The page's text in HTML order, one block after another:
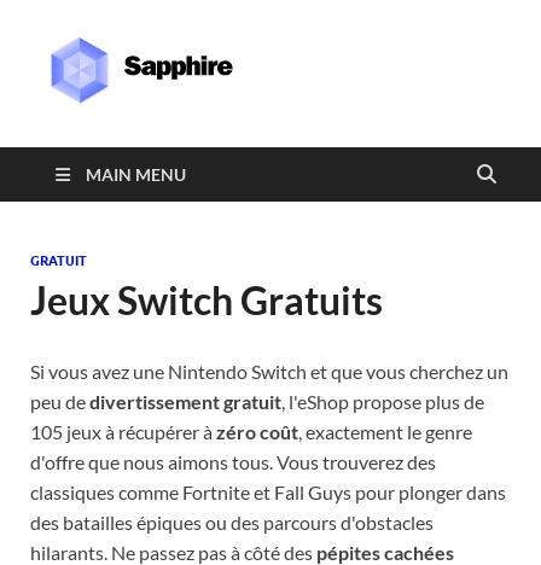
MAIN MENU
GRATUIT
Jeux Switch Gratuits
Si vous avez une Nintendo Switch et que vous cherchez un
peu dedivertissement gratuit, l'eShop propose plus de
105 jeux à récupérer àzéro coût, exactement le genre
d'offre que nous aimons tous. Vous trouverez des
classiques comme Fortnite et Fall Guys pour plonger dans
des batailles épiques ou des parcours d'obstacles
hilarants. Ne passez pas à côté des pépites cachées